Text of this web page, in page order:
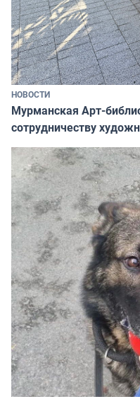
НОВОСТИ
Мурманская Арт-
сотрудничеству